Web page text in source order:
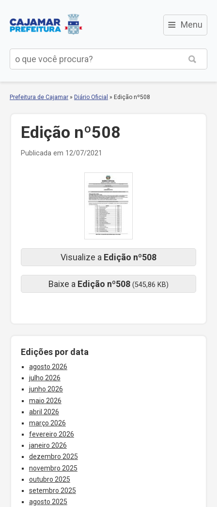
≡ Menu
Prefeitura de Cajamar » Diário Oficial » Edição nº508
Edição nº508
Publicada em 12/07/2021
Visualize a Edição nº508
Baixe a Edição nº508 (545,86 KB)
Edições por data
agosto 2026
julho 2026
junho 2026
maio 2026
abril 2026
março 2026
fevereiro 2026
janeiro 2026
dezembro 2025
novembro 2025
outubro 2025
setembro 2025
agosto 2025